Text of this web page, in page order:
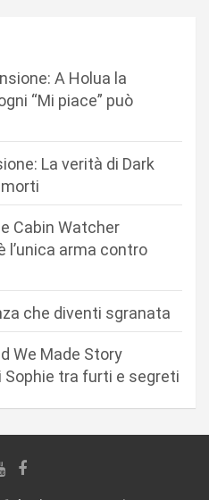
A Holua la
“Mi piace” può
La verità di Dark
Cabin Watcher
l’unica arma contro
che diventi sgranata
We Made Story
Sophie tra furti e segreti